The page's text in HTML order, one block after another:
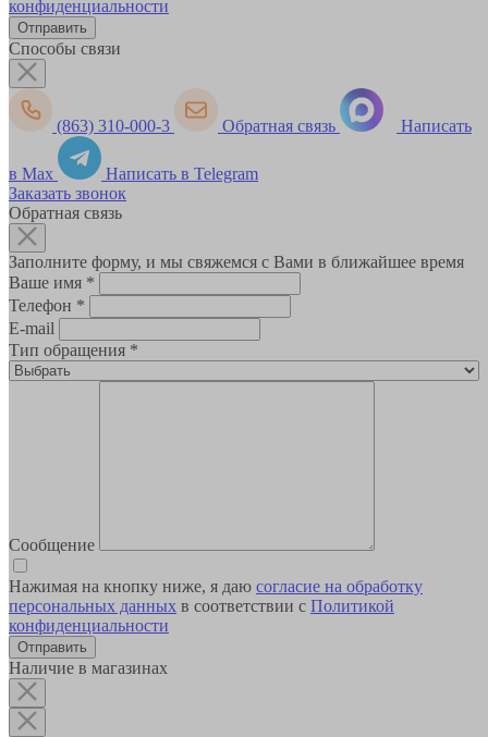
конфиденциальности
Способы связи
(863) 310-000-3 Обратная связь Написать
в Max
Написать в Telegram
Заказать звонок
Обратная связь
Заполните форму, и мы свяжемся с Вами в ближайшее время
Ваше имя *
Телефон *
E-mail
Тип обращения *
Сообщение
Нажимая на кнопку ниже, я даю согласие на обработку
персональных данных в соответствии с Политикой
конфиденциальности
Наличие в магазинах